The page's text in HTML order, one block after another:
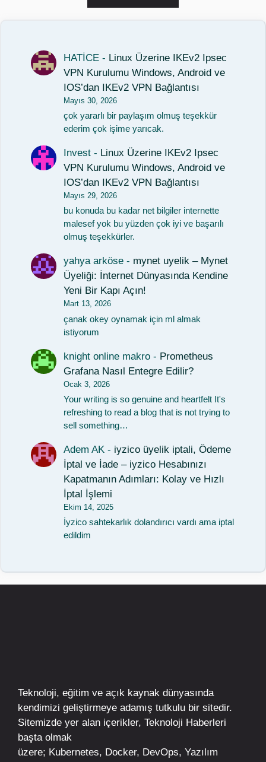
HATİCE - Linux Üzerine IKEv2 Ipsec
VPN Kurulumu Windows, Android ve
IOS’dan IKEv2 VPN Bağlantısı
Mayıs 30, 2026
çok yararlı bir paylaşım olmuş teşekkür
ederim çok işime yarıcak.
Invest - Linux Üzerine IKEv2 Ipsec
VPN Kurulumu Windows, Android ve
IOS’dan IKEv2 VPN Bağlantısı
Mayıs 29, 2026
bu konuda bu kadar net bilgiler internette
malesef yok bu yüzden çok iyi ve başarılı
olmuş teşekkürler.
yahya arköse - mynet uyelik – Mynet
Üyeliği: İnternet Dünyasında Kendine
Yeni Bir Kapı Açın!
Mart 13, 2026
çanak okey oynamak için ml almak
istiyorum
knight online makro - Prometheus
Grafana Nasıl Entegre Edilir?
Ocak 3, 2026
Your writing is so genuine and heartfelt It's
refreshing to read a blog that is not trying to
sell something…
Adem AK - iyzico üyelik iptali, Ödeme
İptal ve İade – iyzico Hesabınızı
Kapatmanın Adımları: Kolay ve Hızlı
İptal İşlemi
Ekim 14, 2025
İyzico sahtekarlık dolandırıcı vardı ama iptal
edildim
Teknoloji, eğitim ve açık kaynak dünyasında
kendimizi geliştirmeye adamış tutkulu bir sitedir.
Sitemizde yer alan içerikler, Teknoloji Haberleri
başta olmak
üzere; Kubernetes, Docker, DevOps, Yazılım